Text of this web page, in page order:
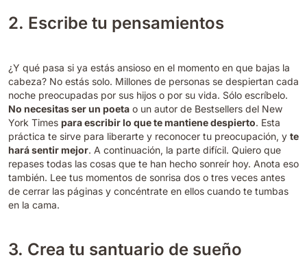
2. Escribe tu pensamientos
¿Y qué pasa si ya estás ansioso en el momento en que bajas la
cabeza? No estás solo. Millones de personas se despiertan cada
noche preocupadas por sus hijos o por su vida. Sólo escríbelo.
No necesitas ser un poeta o un autor de Bestsellers del New
York Times para escribir lo que te mantiene despierto. Esta
práctica te sirve para liberarte y reconocer tu preocupación, y te
hará sentir mejor. A continuación, la parte difícil. Quiero que
repases todas las cosas que te han hecho sonreír hoy. Anota eso
también. Lee tus momentos de sonrisa dos o tres veces antes
de cerrar las páginas y concéntrate en ellos cuando te tumbas
en la cama.
3. Crea tu santuario de sueño